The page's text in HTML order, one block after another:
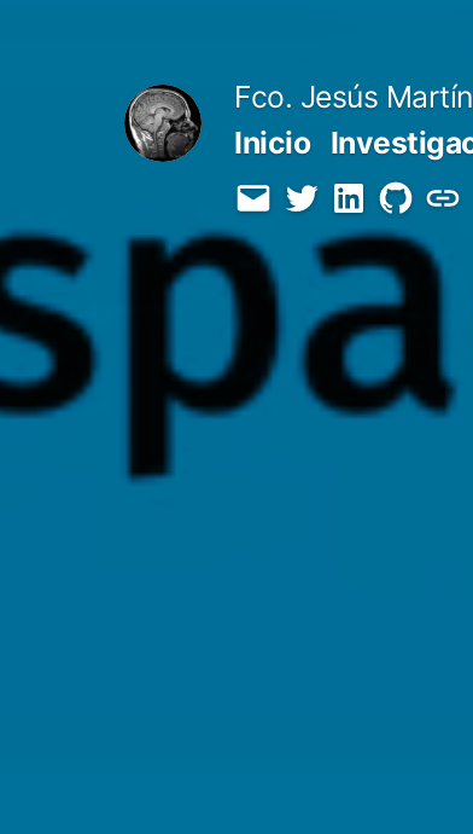
Fco. Jesús
Inicio
EmailTwitterLinkedInGitHub
Orcid